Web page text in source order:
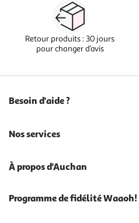
Retour produits : 30 jours
pour changer d’avis
Besoin d'aide ?
Nos services
À propos d'Auchan
Programme de fidélité Waaoh!